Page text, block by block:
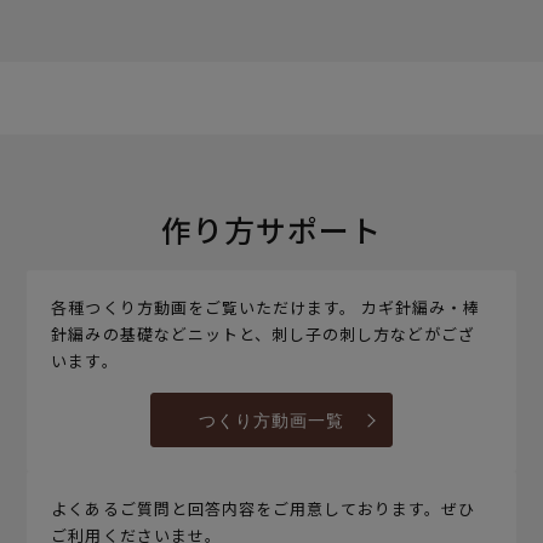
作り方サポート
各種つくり方動画をご覧いただけます。 カギ針編み・棒
針編みの基礎などニットと、刺し子の刺し方などがござ
います。
つくり方動画一覧
よくあるご質問と回答内容をご用意しております。ぜひ
ご利用くださいませ。